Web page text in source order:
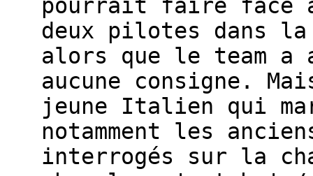
pourrait faire face
deux pilotes dans la
alors que le team
aucune consigne.
jeune Italien qui
notamment les
interrogés sur la